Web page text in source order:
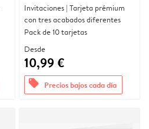
Invitaciones | Tarjeta prémium
con tres acabados diferentes
Pack de 10 tarjetas
Desde
10,99 €
offers Precios bajos cada día